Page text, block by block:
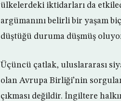
ülkelerdeki iktidarları da
argümanını belirli bir yaşam
düştüğü duruma düşmüş
Üçüncü çatlak, uluslararası
olan Avrupa Birliği’nin
çıkması değildir. İngiltere